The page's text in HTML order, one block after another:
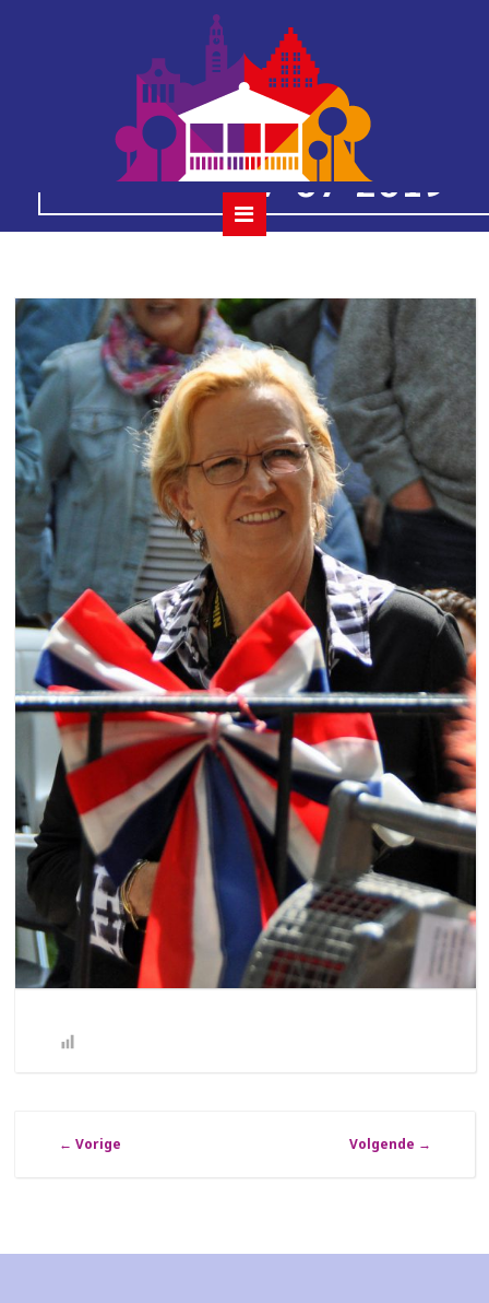
49
07-07-2019
← Vorige Volgende →